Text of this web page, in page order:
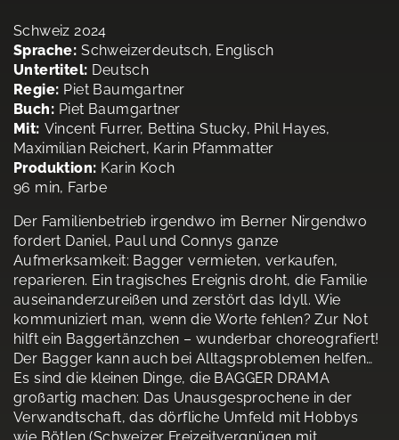
Schweiz 2024
Sprache: Schweizerdeutsch, Englisch
Untertitel: Deutsch
Regie: Piet Baumgartner
Buch: Piet Baumgartner
Mit: Vincent Furrer, Bettina Stucky, Phil Hayes,
Maximilian Reichert, Karin Pfammatter
Produktion: Karin Koch
96 min, Farbe
Der Familienbetrieb irgendwo im Berner Nirgendwo
fordert Daniel, Paul und Connys ganze
Aufmerksamkeit: Bagger vermieten, verkaufen,
reparieren. Ein tragisches Ereignis droht, die Familie
auseinanderzureißen und zerstört das Idyll. Wie
kommuniziert man, wenn die Worte fehlen? Zur Not
hilft ein Baggertänzchen – wunderbar choreografiert!
Der Bagger kann auch bei Alltagsproblemen helfen…
Es sind die kleinen Dinge, die BAGGER DRAMA
großartig machen: Das Unausgesprochene in der
Verwandtschaft, das dörfliche Umfeld mit Hobbys